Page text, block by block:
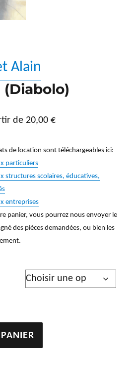
Alain
de 20,00€
de location sont téléchargeables ici:
particuliers
structures scolaires, éducatives,
entreprises
panier, vous pourrez nous envoyer le
des pièces demandées, ou bien les